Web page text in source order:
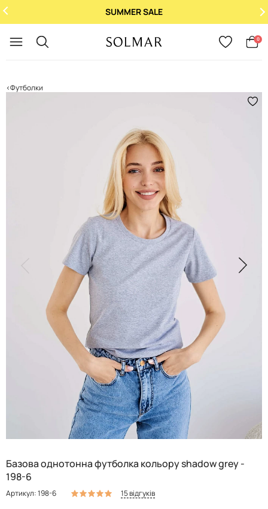
SUMMER SALE
0
Футболки
Базова однотонна футболка кольору shadow grey -
198-6
Артикул: 198-6 15 відгуків